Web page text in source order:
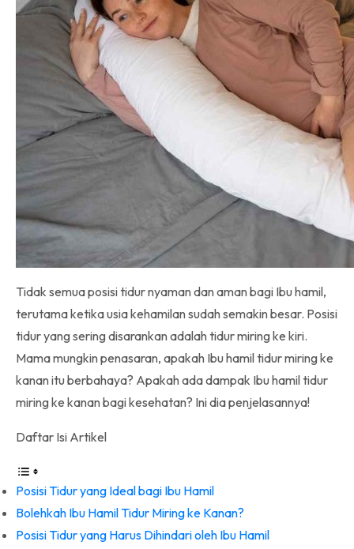
Tidak semua posisi tidur nyaman dan aman bagi Ibu hamil,
terutama ketika usia kehamilan sudah semakin besar. Posisi
tidur yang sering disarankan adalah tidur miring ke kiri.
Mama mungkin penasaran, apakah Ibu hamil tidur miring ke
kanan itu berbahaya? Apakah ada dampak Ibu hamil tidur
miring ke kanan bagi kesehatan? Ini dia penjelasannya!
Daftar Isi Artikel
Posisi Tidur yang Ideal bagi Ibu Hamil
Bolehkah Ibu Hamil Tidur Miring ke Kanan?
Posisi Tidur yang Harus Dihindari oleh Ibu Hamil